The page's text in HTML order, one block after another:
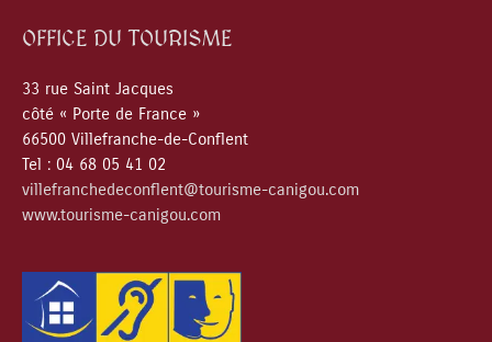
OFFICE DU TOURISME
33 rue Saint Jacques
côté « Porte de France »
66500 Villefranche-de-Conflent
Tel : 04 68 05 41 02
villefranchedeconflent@tourisme-canigou.com
www.tourisme-canigou.com